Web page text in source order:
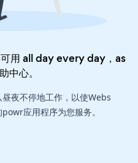
用 all day every day，as
中心。
夜不停地工作，以使Webs
应用程序为您服务。